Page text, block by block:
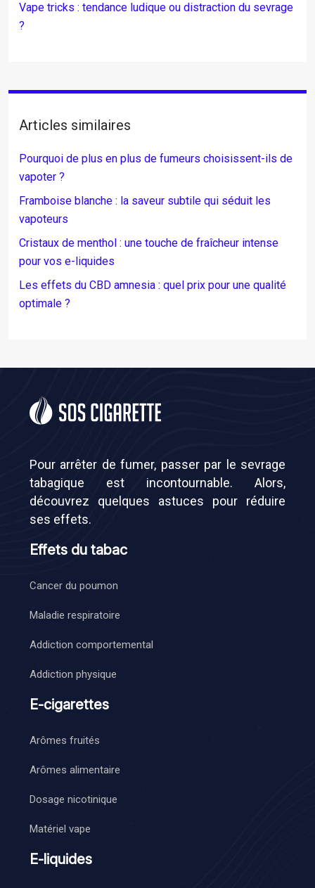
Vape tricks : tendance ludique ou distraction du sevrage
?
Articles similaires
Pourquoi de plus en plus de fumeurs choisissent-ils de
vapoter ?
Framboise blanche : la saveur subtile qui séduit les
vapoteurs
Cristaux de menthol : une touche de fraîcheur intense
pour vos e-liquides
Les effets du CBD amnesia : quel prix pour une qualité
optimale ?
Pour arrêter de fumer, passer par le sevrage
tabagique est incontournable. Alors,
découvrez quelques astuces pour réduire
ses effets.
Effets du tabac
Cancer du poumon
Maladie respiratoire
Addiction comportemental
Addiction physique
E-cigarettes
Arômes fruités
Arômes alimentaire
Dosage nicotinique
Matériel vape
E-liquides